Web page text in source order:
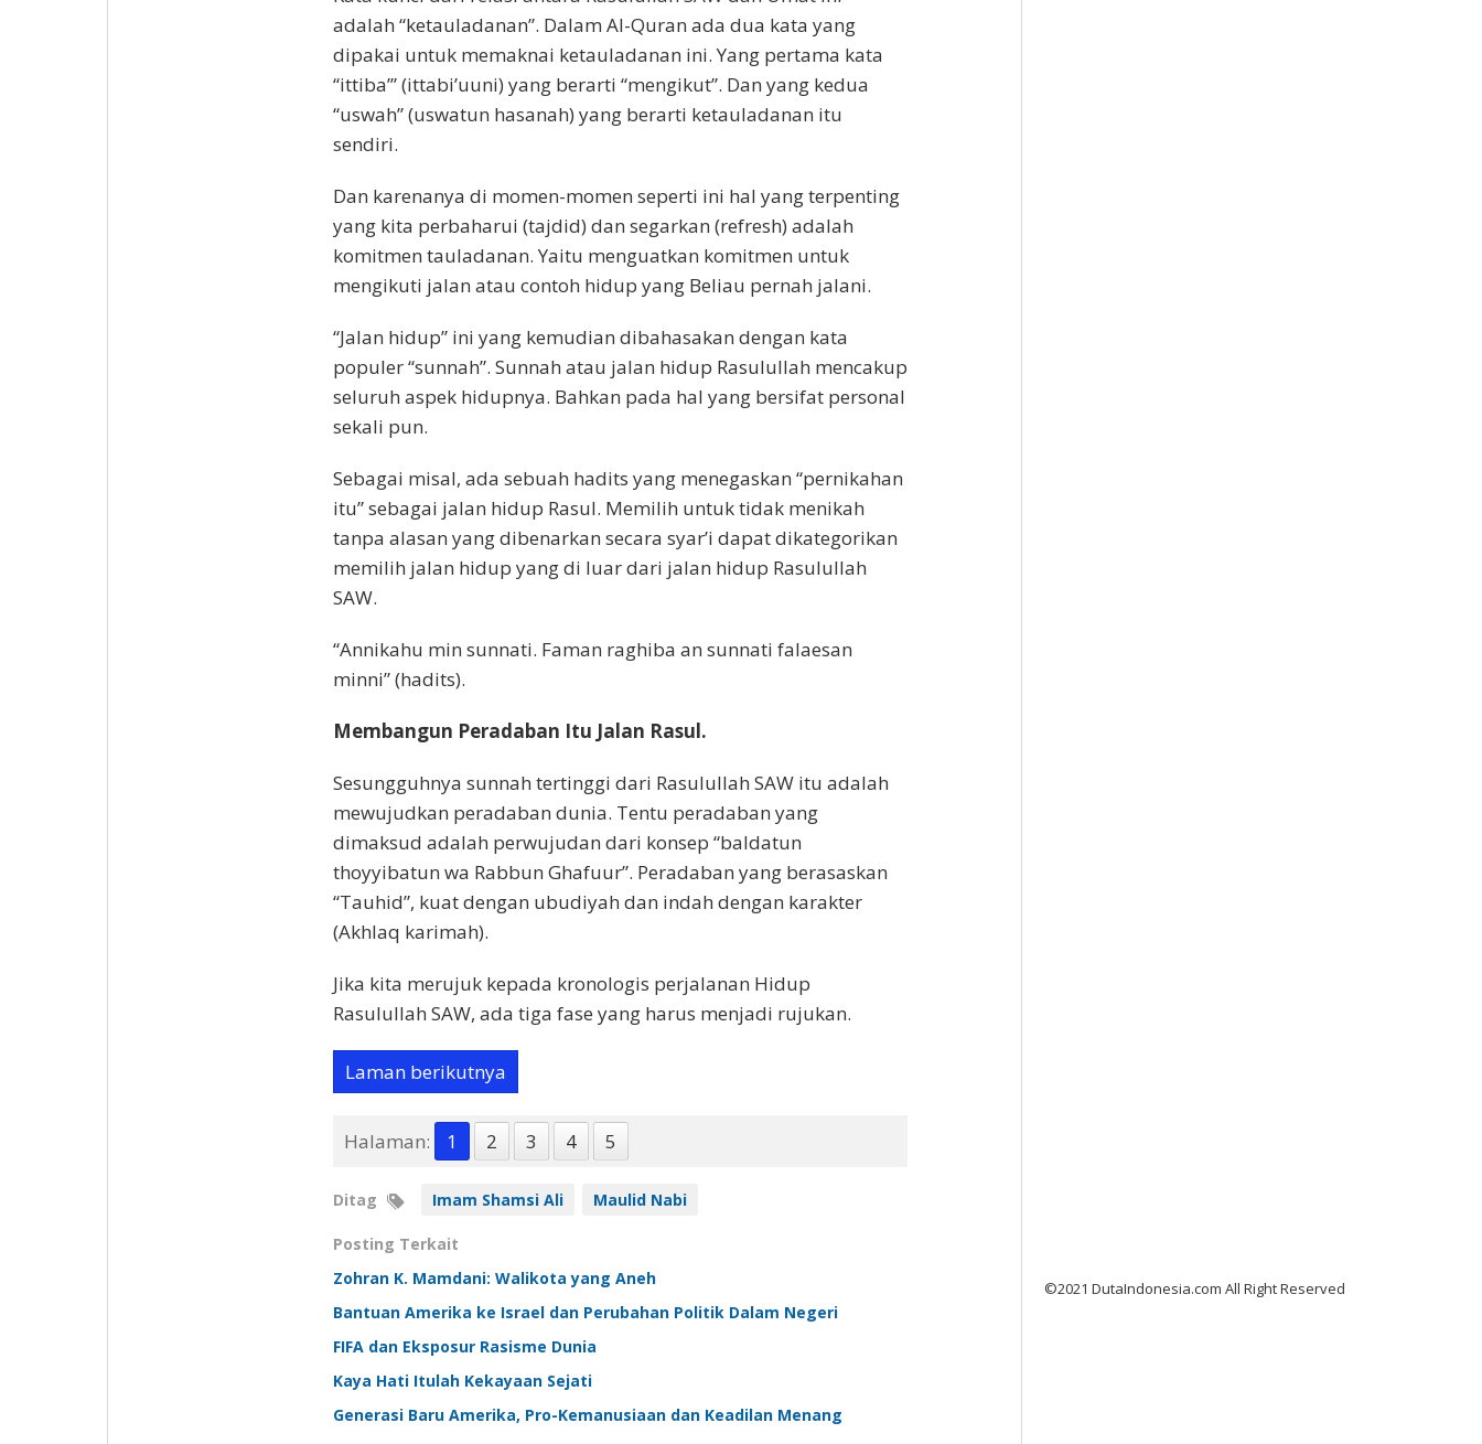
adalah “ketauladanan”. Dalam Al-Quran ada dua kata yang
dipakai untuk memaknai ketauladanan ini. Yang pertama kata
“ittiba’” (ittabi’uuni) yang berarti “mengikut”. Dan yang kedua
“uswah” (uswatun hasanah) yang berarti ketauladanan itu
sendiri.
Dan karenanya di momen-momen seperti ini hal yang terpenting
yang kita perbaharui (tajdid) dan segarkan (refresh) adalah
komitmen tauladanan. Yaitu menguatkan komitmen untuk
mengikuti jalan atau contoh hidup yang Beliau pernah jalani.
“Jalan hidup” ini yang kemudian dibahasakan dengan kata
populer “sunnah”. Sunnah atau jalan hidup Rasulullah mencakup
seluruh aspek hidupnya. Bahkan pada hal yang bersifat personal
sekali pun.
Sebagai misal, ada sebuah hadits yang menegaskan “pernikahan
itu” sebagai jalan hidup Rasul. Memilih untuk tidak menikah
tanpa alasan yang dibenarkan secara syar’i dapat dikategorikan
memilih jalan hidup yang di luar dari jalan hidup Rasulullah
SAW.
“Annikahu min sunnati. Faman raghiba an sunnati falaesan
minni” (hadits).
Membangun Peradaban Itu Jalan Rasul.
Sesungguhnya sunnah tertinggi dari Rasulullah SAW itu adalah
mewujudkan peradaban dunia. Tentu peradaban yang
dimaksud adalah perwujudan dari konsep “baldatun
thoyyibatun wa Rabbun Ghafuur”. Peradaban yang berasaskan
“Tauhid”, kuat dengan ubudiyah dan indah dengan karakter
(Akhlaq karimah).
Jika kita merujuk kepada kronologis perjalanan Hidup
Rasulullah SAW, ada tiga fase yang harus menjadi rujukan.
Laman berikutnya
Halaman: 1 2 3 4 5
Ditag Imam Shamsi Ali Maulid Nabi
Posting Terkait
Zohran K. Mamdani: Walikota yang Aneh
Bantuan Amerika ke Israel dan Perubahan Politik Dalam Negeri
FIFA dan Eksposur Rasisme Dunia
Kaya Hati Itulah Kekayaan Sejati
Generasi Baru Amerika, Pro-Kemanusiaan dan Keadilan Menang
©2021 DutaIndonesia.com All Right Reserved